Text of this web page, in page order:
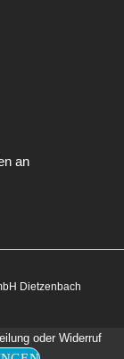
an
Dietzenbach
oder Widerruf